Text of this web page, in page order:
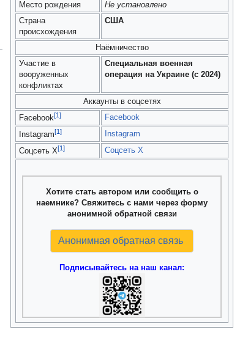
Место рождения
Не установлено
Страна
происхождения
США
Наёмничество
Участие в
вооруженных
конфликтах
Специальная военная
операция на Украине (с 2024)
Аккаунты в соцсетях
Facebook[1] Facebook
Instagram[1] Instagram
Соцсеть X[1] Соцсеть X
Хотите стать автором или сообщить о
наемнике? Свяжитесь с нами через форму
анонимной обратной связи
Анонимная обратная связь
Подписывайтесь на наш канал: